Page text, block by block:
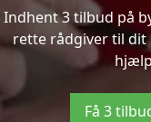
Indhent 3 tilbud på
rette rådgiver til dit
Få 3